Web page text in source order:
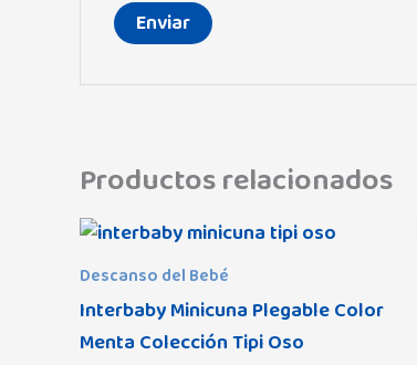
Productos relacionados
Descanso del Bebé
Interbaby Minicuna Plegable Color
Menta Colección Tipi Oso